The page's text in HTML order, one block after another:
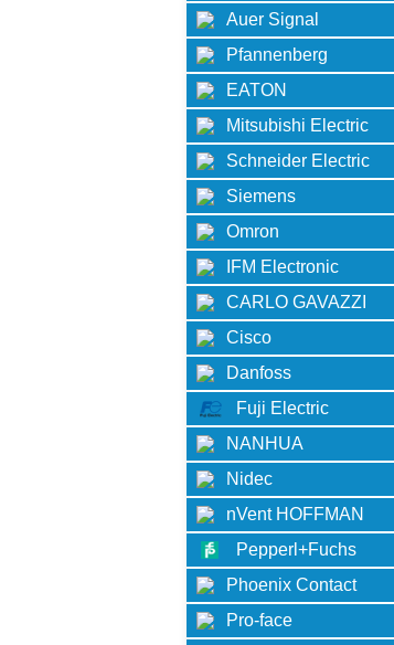
Auer Signal
Pfannenberg
EATON
Mitsubishi Electric
Schneider Electric
Siemens
Omron
IFM Electronic
CARLO GAVAZZI
Cisco
Danfoss
Fuji Electric
NANHUA
Nidec
nVent HOFFMAN
Pepperl+Fuchs
Phoenix Contact
Pro-face